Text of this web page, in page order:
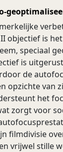
objectief is
speciaal
is
de
opzichte van
het
zorgt voor
filmdivisie
vrijwel stille